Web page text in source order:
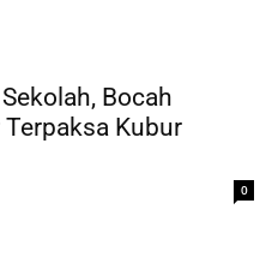
Bocah
Kubur
0